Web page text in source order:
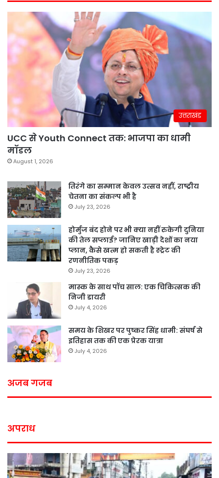
उत्तराखंड
UCC से Youth Connect तक: भाजपा का धामी
मॉडल
August 1, 2026
तिरंगे का सम्मान केवल उत्सव नहीं, राष्ट्रीय
चेतना का संकल्प भी है
July 23, 2026
होर्मुज बंद होने पर भी क्या नहीं रुकेगी दुनिया
की तेल सप्लाई? जानिए खाड़ी देशों का नया
प्लान, कैसे खत्म हो सकती है स्ट्रेट की
रणनीतिक पकड़
July 23, 2026
मास्क के साथ पॉच साल: एक चिकित्सक की
निजी डायरी
July 4, 2026
समय के शिखर पर पुष्कर सिंह धामी: संघर्ष से
इतिहास तक की एक प्रेरक यात्रा
July 4, 2026
अजब गजब
अपराध